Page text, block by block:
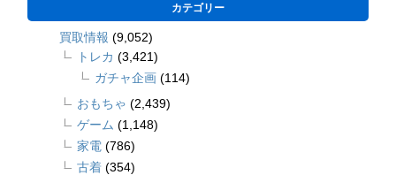
カテゴリー
買取情報 (9,052)
トレカ (3,421)
ガチャ企画 (114)
おもちゃ (2,439)
ゲーム (1,148)
家電 (786)
古着 (354)